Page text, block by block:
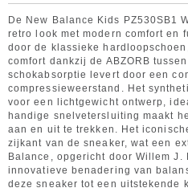
De New Balance Kids PZ530SB1
retro look met modern comfort en
door de klassieke
comfort dankzij de ABZORB
schokabsorptie levert door een
compressieweerstand. Het
voor een lichtgewicht ontwerp,
handige snelvetersluiting maakt
aan en uit te trekken. Het
zijkant van de sneaker, wat een
Balance, opgericht door Willem J.
innovatieve benadering van
deze sneaker tot een uitstekende